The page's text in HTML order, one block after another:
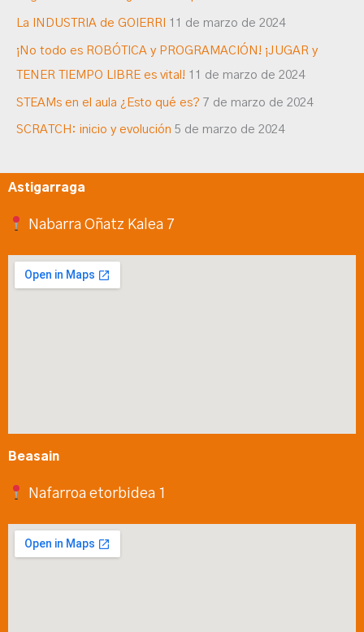
La INDUSTRIA de GOIERRI 11 de marzo de 2024
¡No todo es ROBÓTICA y PROGRAMACIÓN! ¡JUGAR y
TENER TIEMPO LIBRE es vital! 11 de marzo de 2024
STEAMs en el aula ¿Esto qué es? 7 de marzo de 2024
SCRATCH: inicio y evolución 5 de marzo de 2024
Astigarraga
Nabarra Oñatz Kalea 7
Beasain
Nafarroa etorbidea 1